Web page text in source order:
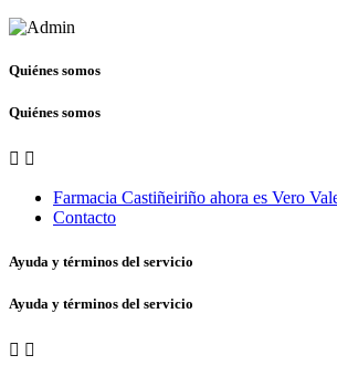
Quiénes somos
Quiénes somos
 
Farmacia Castiñeiriño ahora es Vero
Contacto
Ayuda y términos del servicio
Ayuda y términos del servicio
 